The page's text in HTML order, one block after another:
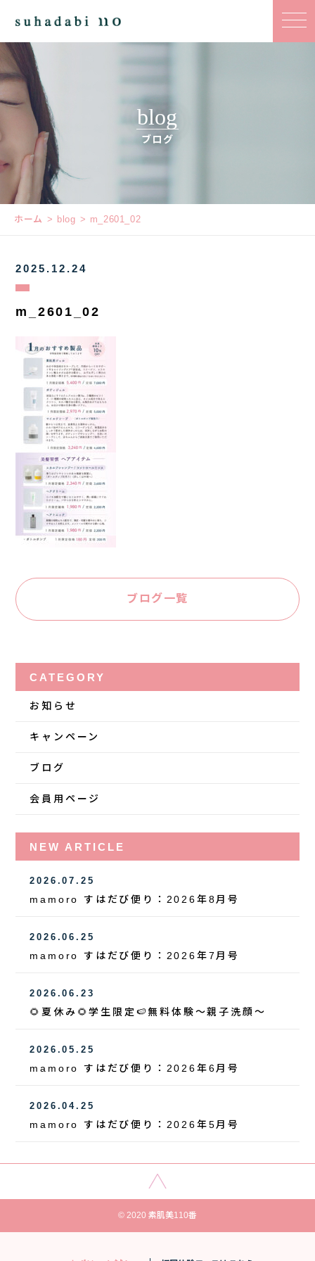
blog
ブログ
ホーム blog m_2601_02
2025.12.24
m_2601_02
ブログ一覧
CATEGORY
お知らせ
キャンペーン
ブログ
会員用ページ
NEW ARTICLE
2026.07.25
mamoro すはだび便り：2026年8月号
2026.06.25
mamoro すはだび便り：2026年7月号
2026.06.23
🌻夏休み🌻学生限定🍉無料体験～親子洗顔～
2026.05.25
mamoro すはだび便り：2026年6月号
2026.04.25
mamoro すはだび便り：2026年5月号
© 2020 素肌美110番